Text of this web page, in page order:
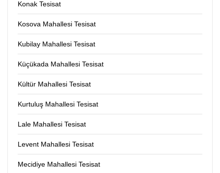
Konak Tesisat
Kosova Mahallesi Tesisat
Kubilay Mahallesi Tesisat
Küçükada Mahallesi Tesisat
Kültür Mahallesi Tesisat
Kurtuluş Mahallesi Tesisat
Lale Mahallesi Tesisat
Levent Mahallesi Tesisat
Mecidiye Mahallesi Tesisat